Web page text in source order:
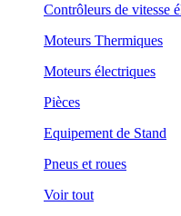
Contrôleurs de vitesse
Moteurs Thermiques
Moteurs électriques
Pièces
Equipement de Stand
Pneus et roues
Voir tout